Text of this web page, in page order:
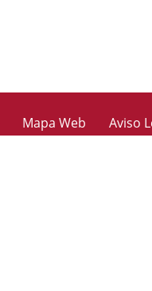
Mapa Web Aviso